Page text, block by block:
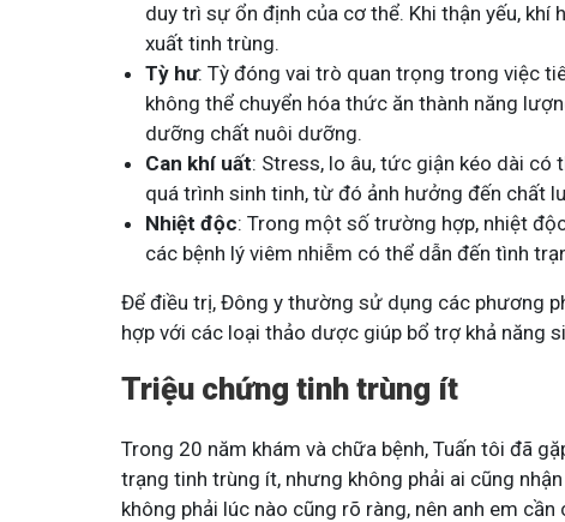
duy trì sự ổn định của cơ thể. Khi thận yếu, khí
xuất tinh trùng.
Tỳ hư: Tỳ đóng vai trò quan trọng trong việc
không thể chuyển hóa thức ăn thành năng
dưỡng chất nuôi dưỡng.
Can khí uất: Stress, lo âu, tức giận kéo dài có
quá trình sinh tinh, từ đó ảnh hưởng đến chất
Nhiệt độc: Trong một số trường hợp, nhiệt
các bệnh lý viêm nhiễm có thể dẫn đến tình
Để điều trị, Đông y thường sử dụng các phương
hợp với các loại thảo dược giúp bổ trợ khả năng
Triệu chứng tinh trùng ít
Trong 20 năm khám và chữa bệnh, Tuấn tôi đã
trạng tinh trùng ít, nhưng không phải ai cũng
không phải lúc nào cũng rõ ràng, nên anh em